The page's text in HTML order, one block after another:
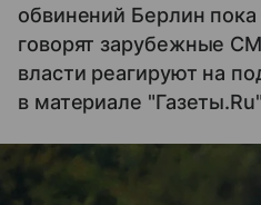
обвинений Берлин
говорят зарубежные
власти реагируют на
в материале